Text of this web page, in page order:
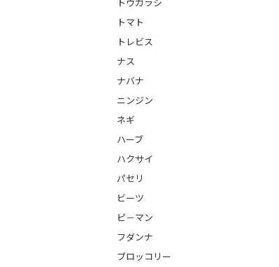
トマト
トレビス
ナス
ナバナ
ニンジン
ネギ
ハーブ
ハクサイ
パセリ
ビーツ
ピ－マン
フダンナ
ブロッコリー